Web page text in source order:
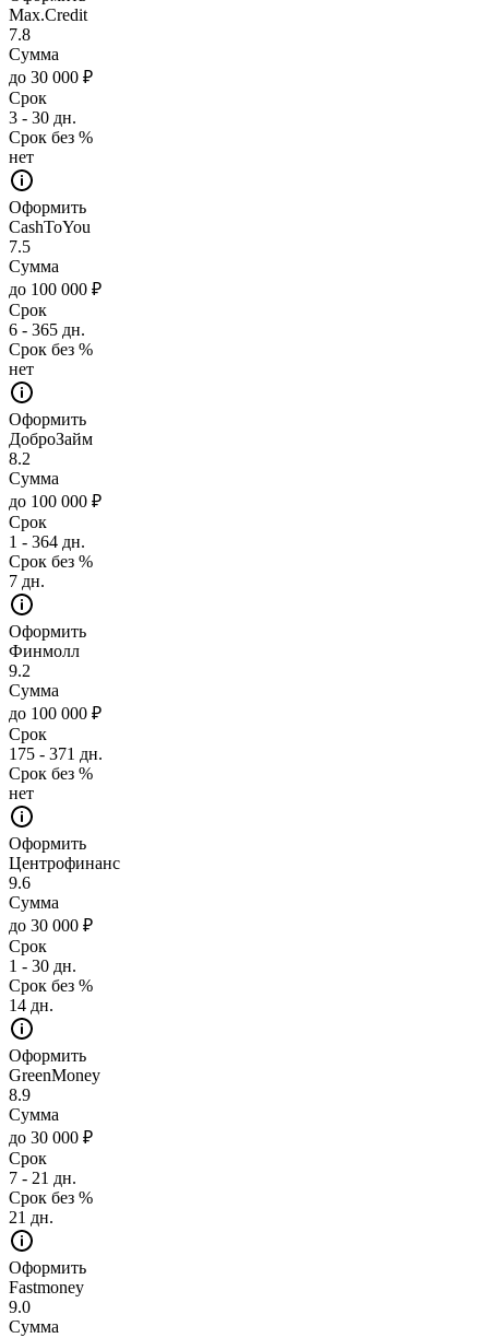
Max.Credit
7.8
Сумма
до 30 000 ₽
Срок
3 - 30 дн.
Срок без %
нет
Оформить
CashToYou
7.5
Сумма
до 100 000 ₽
Срок
6 - 365 дн.
Срок без %
нет
Оформить
ДоброЗайм
8.2
Сумма
до 100 000 ₽
Срок
1 - 364 дн.
Срок без %
7 дн.
Оформить
Финмолл
9.2
Сумма
до 100 000 ₽
Срок
175 - 371 дн.
Срок без %
нет
Оформить
Центрофинанс
9.6
Сумма
до 30 000 ₽
Срок
1 - 30 дн.
Срок без %
14 дн.
Оформить
GreenMoney
8.9
Сумма
до 30 000 ₽
Срок
7 - 21 дн.
Срок без %
21 дн.
Оформить
Fastmoney
9.0
Сумма